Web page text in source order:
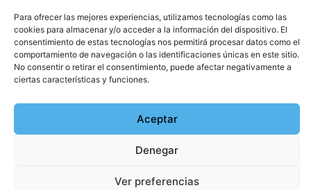
Para ofrecer las mejores experiencias, utilizamos tecnologías como las
cookies para almacenar y/o acceder a la información del dispositivo. El
consentimiento de estas tecnologías nos permitirá procesar datos como el
comportamiento de navegación o las identificaciones únicas en este sitio.
No consentir o retirar el consentimiento, puede afectar negativamente a
ciertas características y funciones.
Aceptar
Denegar
Ver preferencias
Elecciones
Clubes
Federados
983 24 94 26
Copyright © 2025 Federación de Tenis de Castilla y León |
Desarrollado porTOOOLS
Política de Cookies